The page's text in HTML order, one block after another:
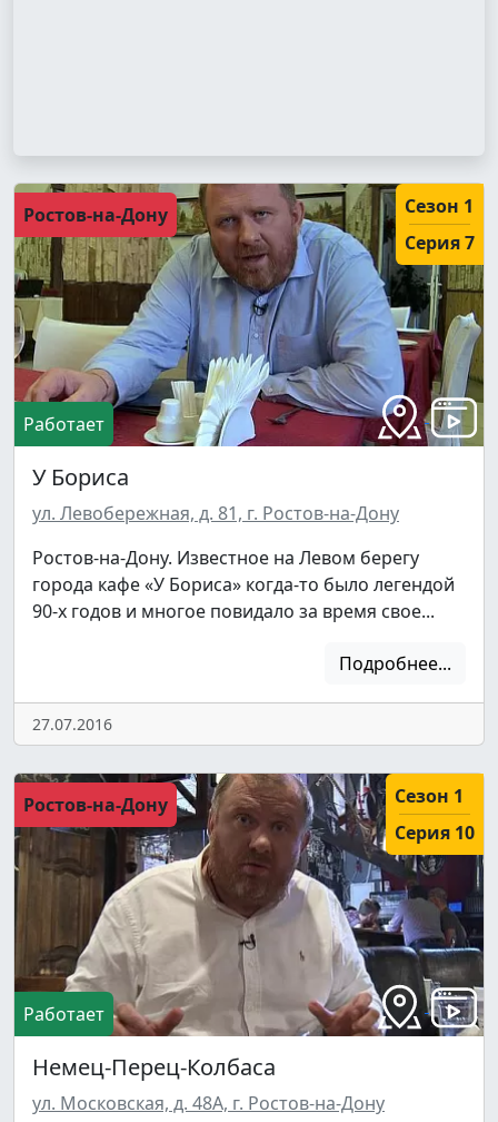
Ростов-на-Дону
Сезон 1
Серия 7
Работает
У Бориса
ул. Левобережная, д. 81, г. Ростов-на-Дону
Ростов-на-Дону. Известное на Левом берегу
города кафе «У Бориса» когда-то было легендой
90-х годов и многое повидало за время свое...
Подробнее...
27.07.2016
Ростов-на-Дону
Сезон 1
Серия 10
Работает
Немец-Перец-Колбаса
ул. Московская, д. 48А, г. Ростов-на-Дону